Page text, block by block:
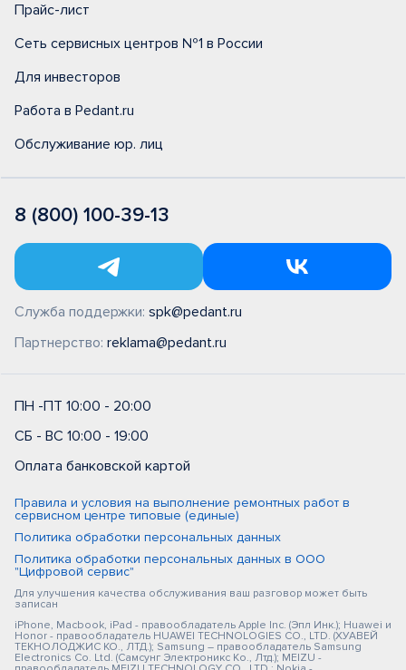
Прайс-лист
Сеть сервисных центров №1 в России
Для инвесторов
Работа в Pedant.ru
Обслуживание юр. лиц
8 (800) 100-39-13
Служба поддержки: spk@pedant.ru
Партнерство: reklama@pedant.ru
ПН -ПТ 10:00 - 20:00
СБ - ВС 10:00 - 19:00
Оплата банковской картой
Правила и условия на выполнение ремонтных работ в
сервисном центре типовые (единые)
Политика обработки персональных данных
Политика обработки персональных данных в ООО
"Цифровой сервис"
Для улучшения качества обслуживания ваш разговор может быть
записан
iPhone, Macbook, iPad - правообладатель Apple Inc. (Эпл Инк.); Huawei и
Honor - правообладатель HUAWEI TECHNOLOGIES CO., LTD. (ХУАВЕЙ
ТЕКНОЛОДЖИС КО., ЛТД.); Samsung – правообладатель Samsung
Electronics Co. Ltd. (Самсунг Электроникс Ко., Лтд.); MEIZU -